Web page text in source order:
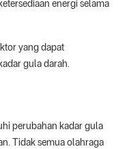
energi selama
yang dapat
gula darah.
perubahan kadar gula
Tidak semua olahraga